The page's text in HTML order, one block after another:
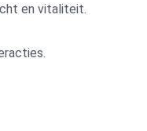
en vitaliteit.